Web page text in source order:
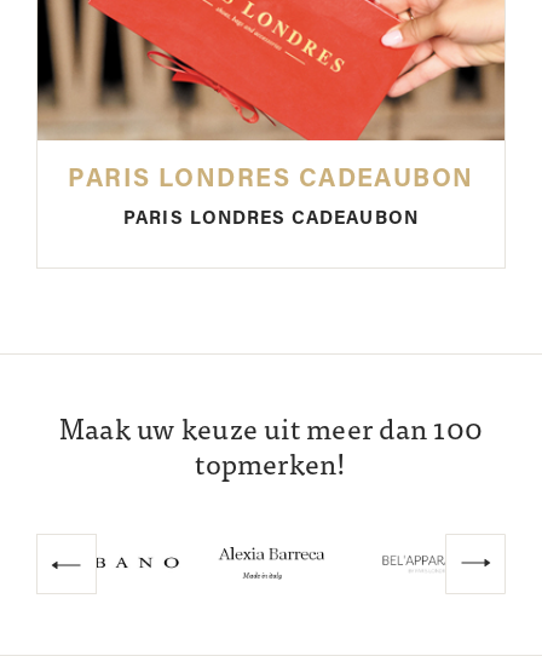
PARIS LONDRES CADEAUBON
PARIS LONDRES CADEAUBON
Maak uw keuze uit meer dan 100
topmerken!